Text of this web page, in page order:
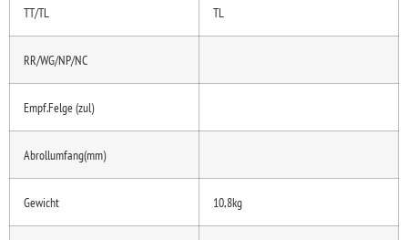
TT/TL TL
RR/WG/NP/NC
Empf.Felge (zul)
Abrollumfang(mm)
Gewicht 10,8kg